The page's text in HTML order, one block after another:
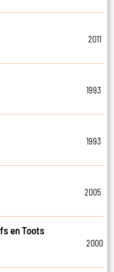
2011
1993
1993
2005
en Toots
2000